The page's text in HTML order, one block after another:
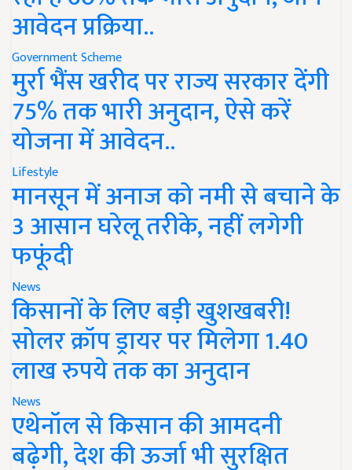
आवेदन प्रक्रिया..
Government Scheme
मुर्रा भैंस खरीद पर राज्य सरकार देंगी
75% तक भारी अनुदान, ऐसे करें
योजना में आवेदन..
Lifestyle
मानसून में अनाज को नमी से बचाने के
3 आसान घरेलू तरीके, नहीं लगेगी
फफूंदी
News
किसानों के लिए बड़ी खुशखबरी!
सोलर क्रॉप ड्रायर पर मिलेगा 1.40
लाख रुपये तक का अनुदान
News
एथेनॉल से किसान की आमदनी
बढ़ेगी, देश की ऊर्जा भी सुरक्षित